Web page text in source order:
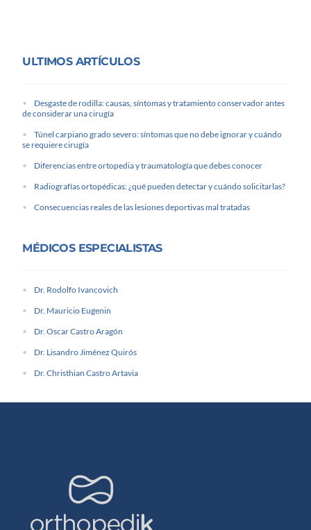
ULTIMOS ARTÍCULOS
Desgaste de rodilla: causas, síntomas y tratamiento conservador antes
de considerar una cirugía
Túnel carpiano grado severo: síntomas que no debe ignorar y cuándo
se requiere cirugía
Diferencias entre ortopedia y traumatología que debes conocer
Radiografías ortopédicas: ¿qué pueden detectar y cuándo solicitarlas?
Consecuencias reales de las lesiones deportivas mal tratadas
MÉDICOS ESPECIALISTAS
Dr. Rodolfo Ivancovich
Dr. Mauricio Eugenin
Dr. Oscar Castro Aragón
Dr. Lisandro Jiménez Quirós
Dr. Christhian Castro Artavia